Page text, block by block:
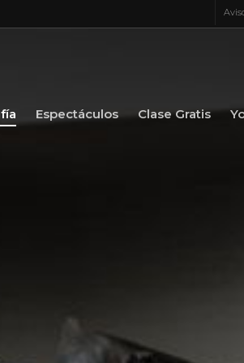
Espectáculos Clase Gratis